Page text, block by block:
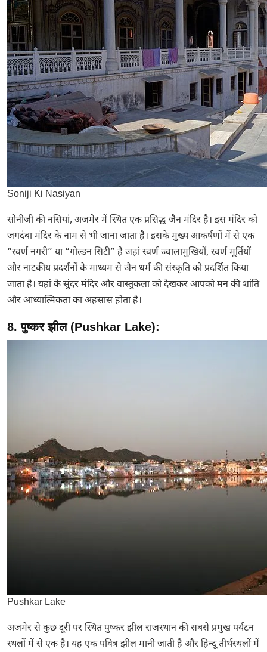
Soniji Ki Nasiyan
सोनीजी की नसियां, अजमेर में स्थित एक प्रसिद्ध जैन मंदिर है। इस मंदिर को
जगदंबा मंदिर के नाम से भी जाना जाता है। इसके मुख्य आकर्षणों में से एक
“स्वर्ण नगरी” या “गोल्डन सिटी” है जहां स्वर्ण ज्वालामुखियों, स्वर्ण मूर्तियों
और नाटकीय प्रदर्शनों के माध्यम से जैन धर्म की संस्कृति को प्रदर्शित किया
जाता है। यहां के सुंदर मंदिर और वास्तुकला को देखकर आपको मन की शांति
और आध्यात्मिकता का अहसास होता है।
8. पुष्कर झील (Pushkar Lake):
Pushkar Lake
अजमेर से कुछ दूरी पर स्थित पुष्कर झील राजस्थान की सबसे प्रमुख पर्यटन
स्थलों में से एक है। यह एक पवित्र झील मानी जाती है और हिन्दू तीर्थस्थलों में